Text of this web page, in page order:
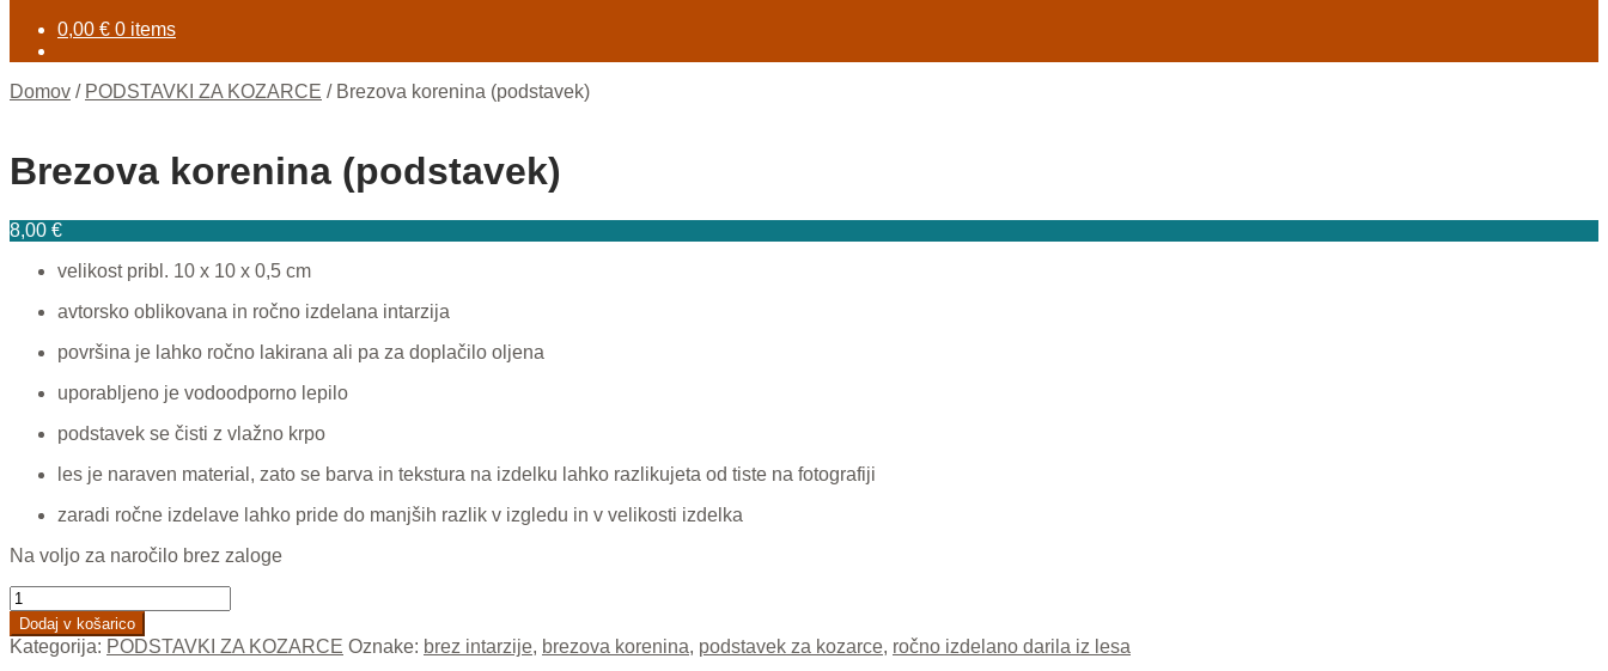
0,00 € 0 items
Domov / PODSTAVKI ZA KOZARCE / Brezova korenina (podstavek)
Brezova korenina (podstavek)
8,00 €
velikost pribl. 10 x 10 x 0,5 cm
avtorsko oblikovana in ročno izdelana intarzija
površina je lahko ročno lakirana ali pa za doplačilo oljena
uporabljeno je vodoodporno lepilo
podstavek se čisti z vlažno krpo
les je naraven material, zato se barva in tekstura na izdelku lahko razlikujeta od tiste na fotografiji
zaradi ročne izdelave lahko pride do manjših razlik v izgledu in v velikosti izdelka
Na voljo za naročilo brez zaloge
Brezova
korenina
(podstavek)
količina
Dodaj v košarico
Kategorija: PODSTAVKI ZA KOZARCE Oznake: brez intarzije, brezova korenina, podstavek za kozarce, ročno izdelano darila iz lesa